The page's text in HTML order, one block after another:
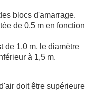
blocs d'amarrage.
de 0,5 m en fonction
de 1,0 m, le diamètre
à 1,5 m.
doit être supérieure